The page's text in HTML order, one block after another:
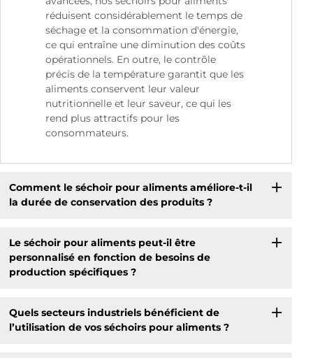
réduisent considérablement le temps de
séchage et la consommation d'énergie,
ce qui entraîne une diminution des coûts
opérationnels. En outre, le contrôle
précis de la température garantit que les
aliments conservent leur valeur
nutritionnelle et leur saveur, ce qui les
rend plus attractifs pour les
consommateurs.
Comment le séchoir pour aliments améliore-t-il
la durée de conservation des produits ?
Le séchoir pour aliments peut-il être
personnalisé en fonction de besoins de
production spécifiques ?
Quels secteurs industriels bénéficient de
l’utilisation de vos séchoirs pour aliments ?